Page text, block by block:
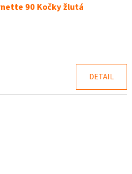
90 Kočky žlutá
DETAIL